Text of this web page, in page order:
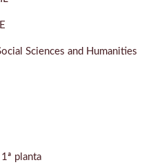
Sciences and Humanities
planta